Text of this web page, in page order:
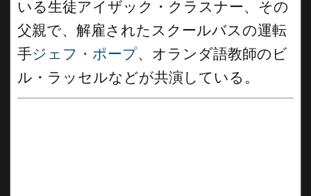
いる生徒アイザック・クラスナー、その
父親で、解雇されたスクールバスの運転
手ジェフ・ポープ、オランダ語教師のビ
ル・ラッセルなどが共演している。